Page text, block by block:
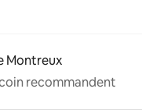
Montreux
recommandent